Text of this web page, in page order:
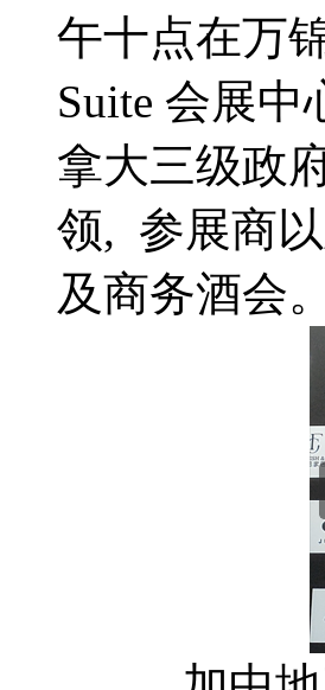
午十点在万
Suite 会展
拿大三级政
领, 参展商
及商务酒会。